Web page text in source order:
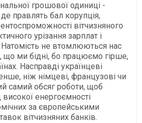
грошової одиниці -
правлять бал корупція,
вітчизняного
урізання зарплат і
Натомість не втомлюються нас
що ми бідні, бо працюємо гірше,
Насправді українцеві
ніж німцеві, французові чи
самий обсяг роботи, щоб
енергоємності
за європейськими
вітчизняних банків.